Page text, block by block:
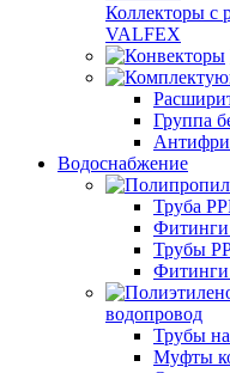
Коллекторы с
VALFEX
Группа
Водоснабжение
Труба
Фитинги
Трубы
Фитинги
водопровод
Трубы
Муфты